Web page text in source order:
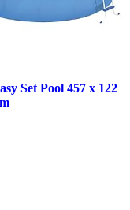
Set Pool 457 x 122